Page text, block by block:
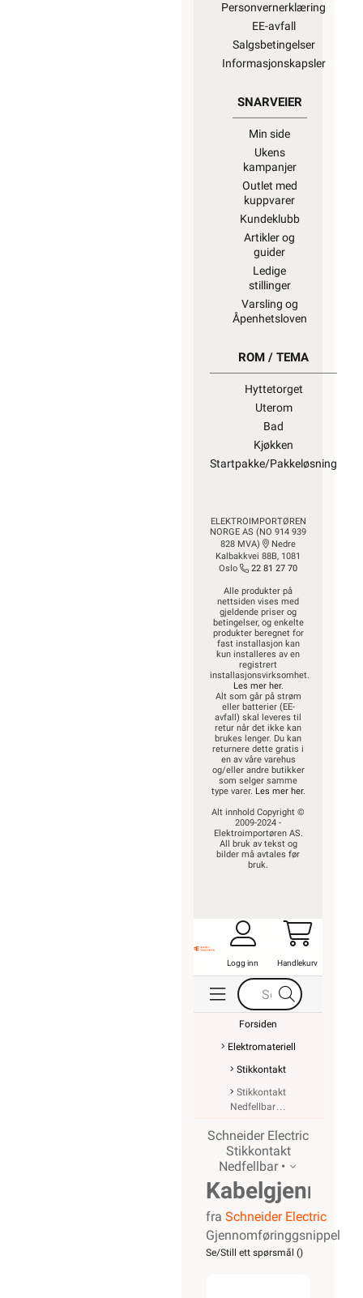
Personvernerklæring
EE-avfall
Salgsbetingelser
Informasjonskapsler
SNARVEIER
Min side
Ukens
kampanjer
Outlet med
kuppvarer
Kundeklubb
Artikler og
guider
Ledige
stillinger
Varsling og
Åpenhetsloven
ROM / TEMA
Hyttetorget
Uterom
Bad
Kjøkken
Startpakke/Pakkeløsning
ELEKTROIMPORTØREN
NORGE AS (NO 914 939
828 MVA)
Nedre
Kalbakkvei 88B, 1081
Oslo
22 81 27 70
Alle produkter på
nettsiden vises med
gjeldende priser og
betingelser, og enkelte
produkter beregnet for
fast installasjon kan
kun installeres av en
registrert
installasjonsvirksomhet.
Les mer her.
Alt som går på strøm
eller batterier (EE-
avfall) skal leveres til
retur når det ikke kan
brukes lenger. Du kan
returnere dette gratis i
en av våre varehus
og/eller andre butikker
som selger samme
type varer. Les mer her.
Alt innhold Copyright ©
2009-2024 -
Elektroimportøren AS.
All bruk av tekst og
bilder må avtales før
bruk.
Logg inn Handlekurv
Forsiden
Elektromateriell
Stikkontakt
Stikkontakt
Nedfellbar
Schneider Electric
Stikkontakt
Nedfellbar •
80mm
Alu
fra Schneider Electric
Gjennomføringgsnippel
Se/Still ett spørsmål ()